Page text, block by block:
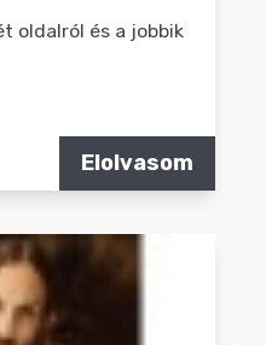
oldalról és a jobbik
Elolvasom